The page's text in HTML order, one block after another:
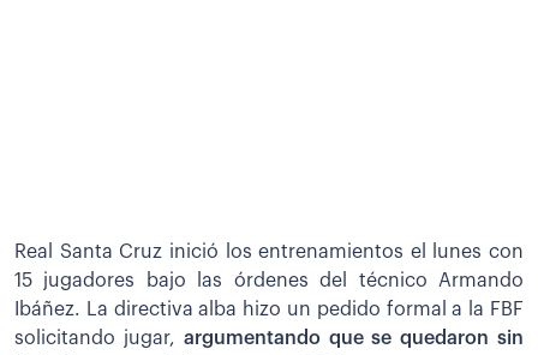
Real Santa Cruz inició los entrenamientos el lunes con
15 jugadores bajo las órdenes del técnico Armando
Ibáñez. La directiva alba hizo un pedido formal a la FBF
solicitando jugar, argumentando que se quedaron sin